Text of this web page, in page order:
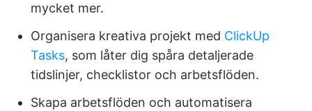
mycket mer.
Organisera kreativa projekt med ClickUp
Tasks, som låter dig spåra detaljerade
tidslinjer, checklistor och arbetsflöden.
Skapa arbetsflöden och automatisera